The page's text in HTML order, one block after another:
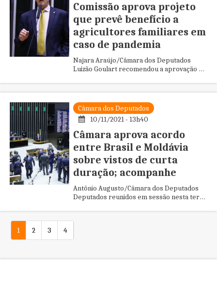
Comissão aprova projeto
que prevê benefício a
agricultores familiares em
caso de pandemia
Najara Araújo/Câmara dos Deputados
Luizão Goulart recomendou a aprovação da
Câmara dos Deputados
10/11/2021 - 13h40
Câmara aprova acordo
entre Brasil e Moldávia
sobre vistos de curta
duração; acompanhe
Antônio Augusto/Câmara dos Deputados
Deputados reunidos em sessão nesta terça
1
2 3 4